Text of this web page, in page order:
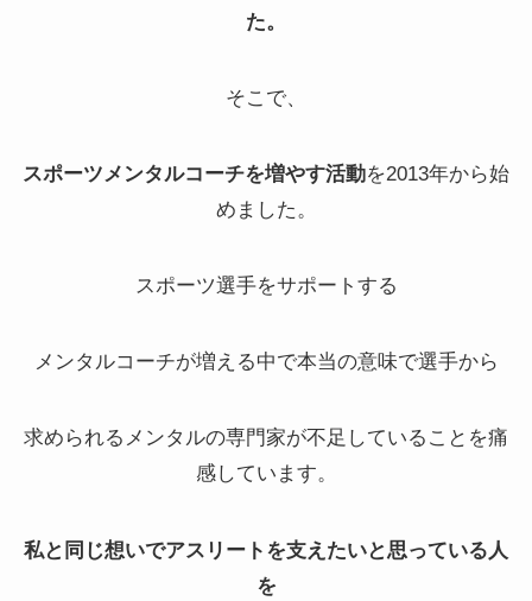
た。
そこで、
スポーツメンタルコーチを増やす活動を2013年から始
めました。
スポーツ選手をサポートする
メンタルコーチが増える中で本当の意味で選手から
求められるメンタルの専門家が不足していることを痛
感しています。
私と同じ想いでアスリートを支えたいと思っている人
を